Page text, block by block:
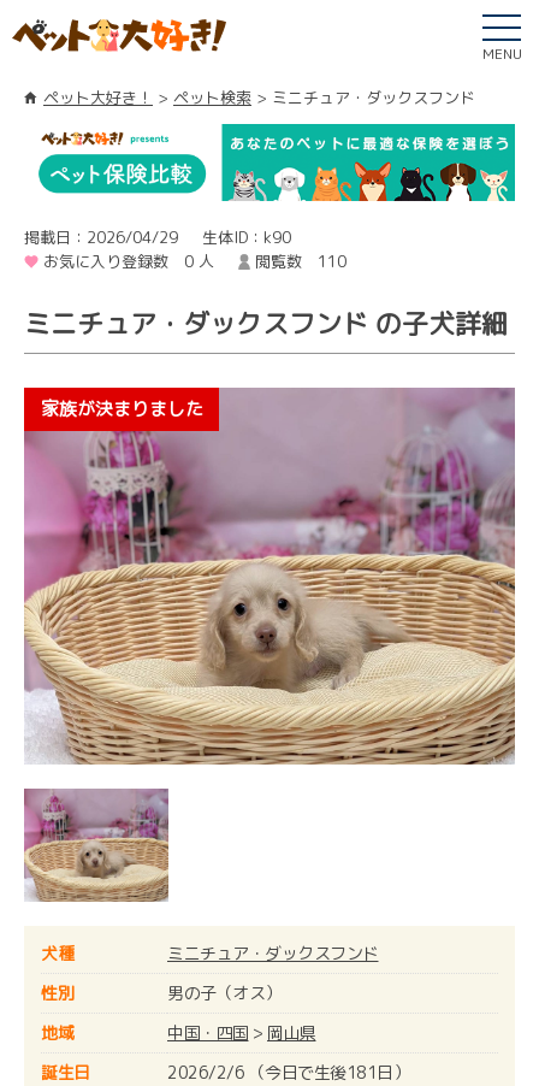
MENU
ペット大好き！ ペット検索 ミニチュア・ダックスフンド
掲載日：2026/04/29
生体ID：k90
お気に入り登録数 0 人
閲覧数 110
ミニチュア・ダックスフンド の子犬詳細
犬種
ミニチュア・ダックスフンド
性別
男の子（オス）
地域
中国・四国 > 岡山県
誕生日
2026/2/6 （今日で生後181日）